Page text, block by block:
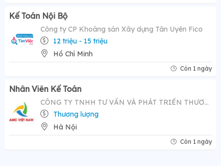
Kế Toán Nội Bộ
Công ty CP Khoáng sản Xây dựng Tân Uyên Fico
12 triệu - 15 triệu
Hồ Chí Minh
Còn 1 ngày
Nhân Viên Kế Toán
CÔNG TY TNHH TƯ VẤN VÀ PHÁT TRIỂN THƯƠNG HIỆU AMC VIỆT NAM
Thương lượng
Hà Nội
Còn 1 ngày